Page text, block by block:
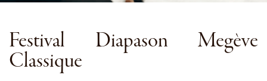
Festival Diapason Megève
Classique